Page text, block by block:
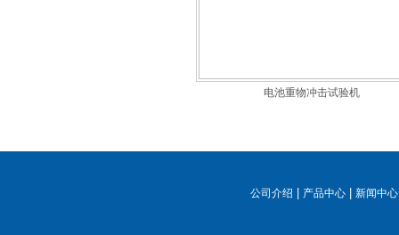
电池重物冲击试验机
公司介绍 | 产品中心 |新闻中心